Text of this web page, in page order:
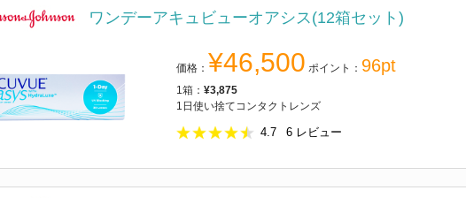
ワンデーアキュビューオアシス(12箱セット)
価格： ¥46,500 ポイント： 96pt
1箱： ¥3,875
1日使い捨てコンタクトレンズ
4.7 6 レビュー